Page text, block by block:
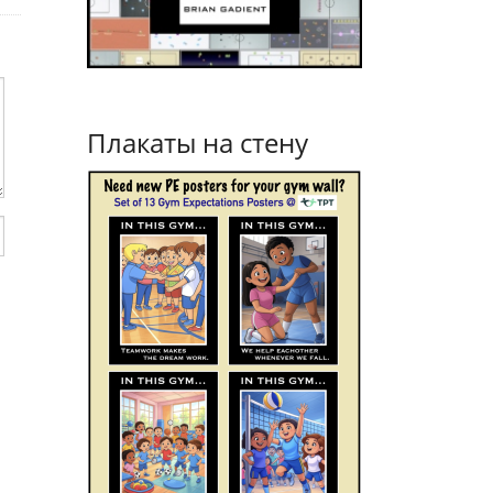
Плакаты на стену